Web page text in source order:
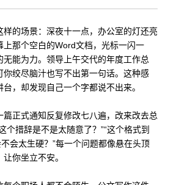
样的场景：深夜十一点，办公室的灯还亮
上那个空白的Word文档，光标一闪一
无能为力。领导上午交代的年度工作总
你绞尽脑汁也写不出第一句话。这种感
，却发现自己一个字都说不出来。
篇正式通知反复修改七八遍，改来改去总
个措辞是不是太随意了？”“这个格式到
不会太生硬？”每一个问题都像悬在头顶
你坐立不安。